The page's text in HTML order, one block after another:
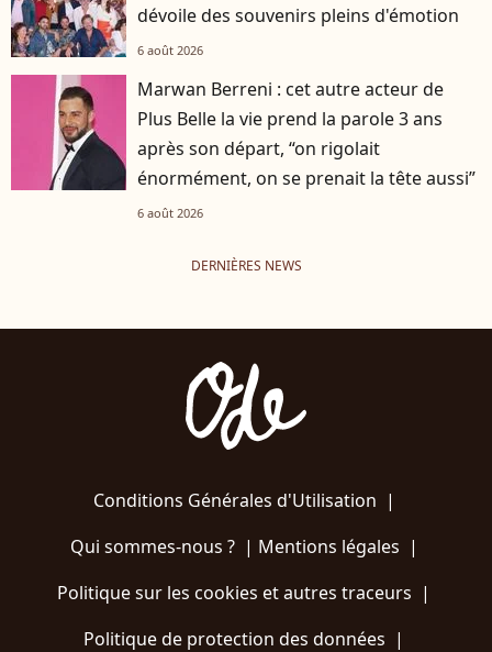
dévoile des souvenirs pleins d'émotion
6 août 2026
Marwan Berreni : cet autre acteur de
Plus Belle la vie prend la parole 3 ans
après son départ, “on rigolait
énormément, on se prenait la tête aussi”
6 août 2026
DERNIÈRES NEWS
Conditions Générales d'Utilisation |
Qui sommes-nous ?| Mentions légales |
Politique sur les cookies et autres traceurs |
Politique de protection des données |